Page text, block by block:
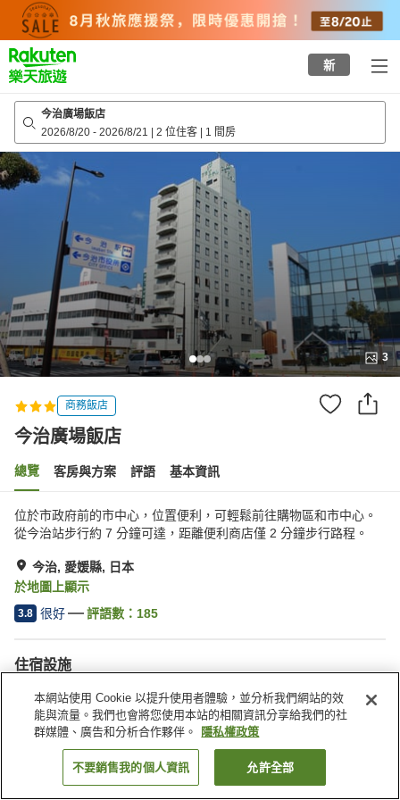
top
page
新
今治廣場飯店
2026/8/20 - 2026/8/21 | 2 位住客 | 1 間房
3
商務飯店
今治廣場飯店
總覽 客房與方案 評語 基本資訊
位於市政府前的市中心，位置便利，可輕鬆前往購物區和市中心。
從今治站步行約 7 分鐘可達，距離便利商店僅 2 分鐘步行路程。
今治, 愛媛縣, 日本
於地圖上顯示
3.8 很好 評語數： 185
住宿設施
停車場
Spa／美容沙龍
餐廳
自動販賣機
找客房
本網站使用 Cookie 以提升使用者體驗，並分析我們網站的效
能與流量。我們也會將您使用本站的相關資訊分享給我們的社
群媒體、廣告和分析合作夥伴。
隱私權政策
不要銷售我的個人資訊 允許全部